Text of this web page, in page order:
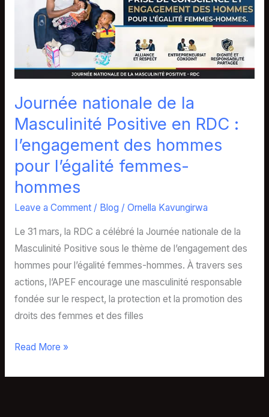
Journée nationale de la
Masculinité Positive en RDC :
l’engagement des hommes
pour l’égalité femmes-
hommes
Leave a Comment / Blog / Ornella Kavungirwa
Le 31 mars, la RDC a célébré la Journée nationale de la
Masculinité Positive sous le thème de l’engagement des
hommes pour l’égalité femmes-hommes. À travers ses
actions, l’APEF encourage une masculinité responsable
fondée sur le respect, la protection et la promotion des
droits des femmes et des filles
Masculinité
Positive
RDC
l’engagement
des
hommes
l’égalité
femmes-
hommes
Read More »